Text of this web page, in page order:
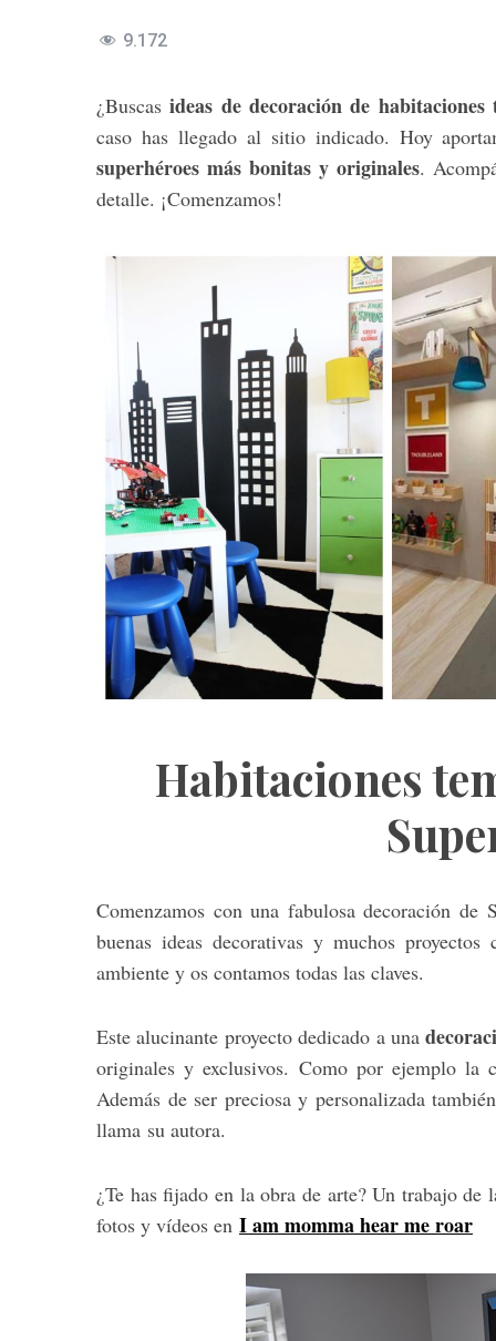
9.172
¿Buscasideas de decoración de
caso has llegado al sitio indicado. Hoy
superhéroes más bonitas y originales.
detalle. ¡Comenzamos!
Habitaciones
Comenzamos con una fabulosa decoración de
buenas ideas decorativas y muchos
ambiente y os contamos todas las claves.
Este alucinante proyecto dedicado a una
originales y exclusivos. Como por ejemplo la
Además de ser preciosa y personalizada
llama su autora.
¿Te has fijado en la obra de arte? Un trabajo
fotos y vídeos en Iam momma hear me roar
S
e
c
o